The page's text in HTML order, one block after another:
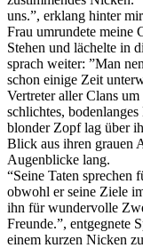
uns.”, erklang hinter
Frau umrundete meine
Stehen und lächelte in
sprach weiter: ”Man
schon einige Zeit
Vertreter aller Clans
schlichtes,
blonder Zopf lag über
Blick aus ihren grauen
Augenblicke lang.
“Seine Taten sprechen
obwohl er seine Ziele
ihn für wundervolle
Freunde.”, entgegnete
einem kurzen Nicken